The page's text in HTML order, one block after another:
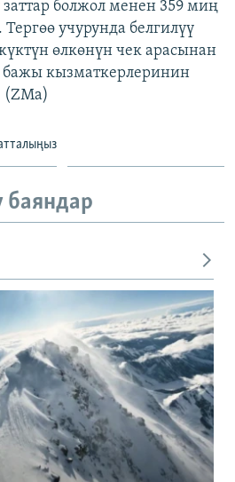
болжол менен 359 миң
Тергөө учурунда белгилүү
өлкөнүн чек арасынан
бажы кызматкерлеринин
(ZMa)
баяндар